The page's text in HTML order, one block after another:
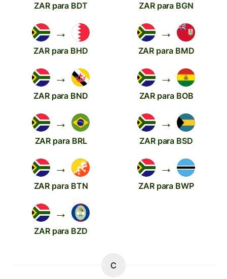
ZAR para BDT ZAR para BGN
→
ZAR para BHD
→
ZAR para BMD
→
ZAR para BND
→
ZAR para BOB
→
ZAR para BRL
→
ZAR para BSD
→
ZAR para BTN
→
ZAR para BWP
→
ZAR para BZD
C